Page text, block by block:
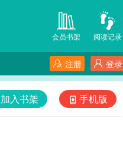
阅读记录
会员书架
登录
注册
手机版
加入书架